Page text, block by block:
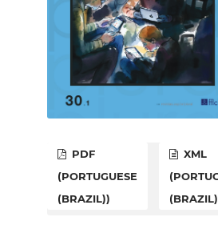
PDF
(PORTUGUESE
(BRAZIL))
XML